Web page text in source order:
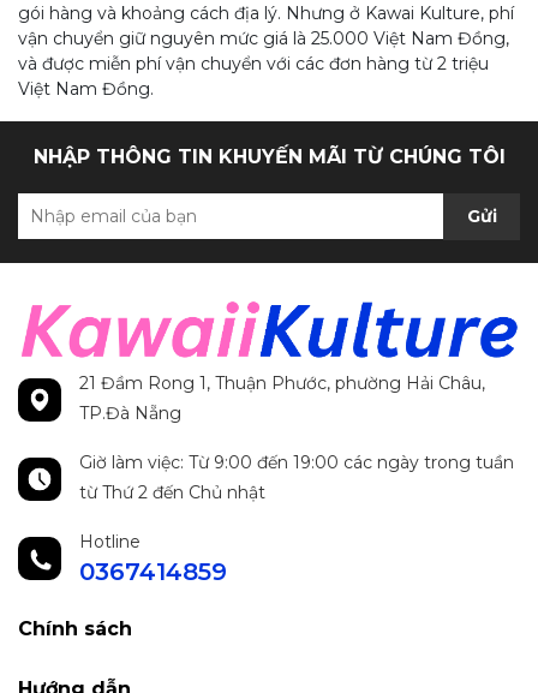
gói hàng và khoảng cách địa lý. Nhưng ở Kawai Kulture, phí
vận chuyển giữ nguyên mức giá là 25.000 Việt Nam Đồng,
và được miễn phí vận chuyển với các đơn hàng từ 2 triệu
Việt Nam Đồng.
NHẬP THÔNG TIN KHUYẾN MÃI TỪ CHÚNG TÔI
Gửi
21 Đầm Rong 1, Thuận Phước, phường Hải Châu,
TP.Đà Nẵng
Giờ làm việc: Từ 9:00 đến 19:00 các ngày trong tuần
từ Thứ 2 đến Chủ nhật
Hotline
0367414859
Chính sách